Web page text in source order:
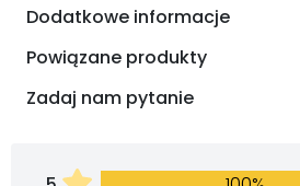
Dodatkowe informacje
Powiązane produkty
Zadaj nam pytanie